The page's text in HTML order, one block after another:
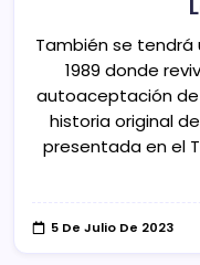
También se tendrá
1989 donde
autoaceptación de
historia original
presentada en el
5 De Julio De 2023